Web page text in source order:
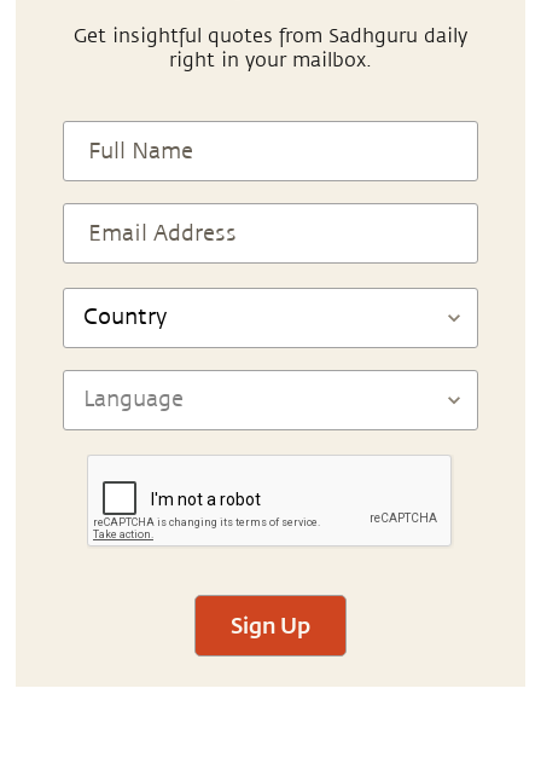
Get insightful quotes from Sadhguru daily
right in your mailbox.
Sign Up